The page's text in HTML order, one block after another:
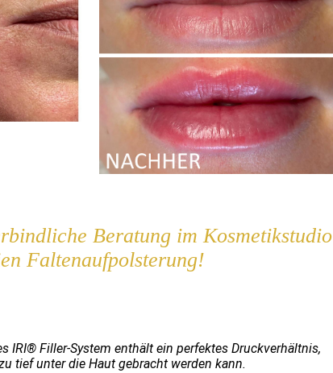
Beratung im Kosmetikstudio
Faltenaufpolsterung!
IRI® Filler-System enthält ein perfektes Druckverhältnis,
tief unter die Haut gebracht werden kann.